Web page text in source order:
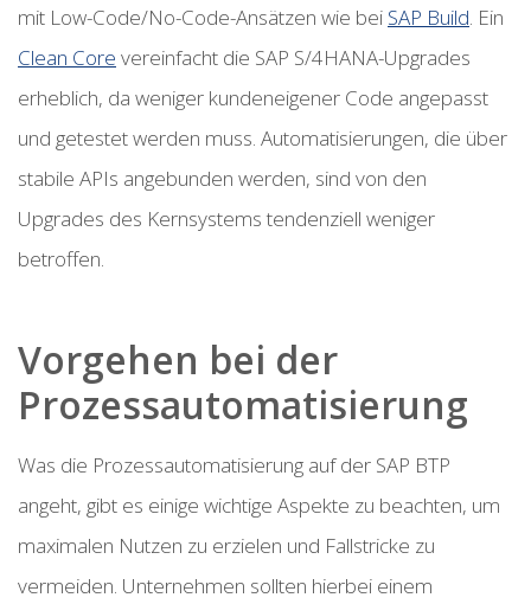
mit Low-Code/No-Code-Ansätzen wie bei SAP Build. Ein
Clean Core vereinfacht die SAP S/4HANA-Upgrades
erheblich, da weniger kundeneigener Code angepasst
und getestet werden muss. Automatisierungen, die über
stabile APIs angebunden werden, sind von den
Upgrades des Kernsystems tendenziell weniger
betroffen.
Vorgehen bei der
Prozessautomatisierung
Was die Prozessautomatisierung auf der SAP BTP
angeht, gibt es einige wichtige Aspekte zu beachten, um
maximalen Nutzen zu erzielen und Fallstricke zu
vermeiden. Unternehmen sollten hierbei einem